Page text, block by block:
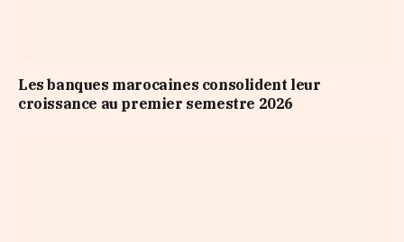
Les banques marocaines consolident leur
croissance au premier semestre 2026